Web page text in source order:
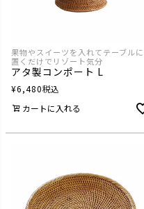
果物やスイーツを入れてテーブルに
置くだけでリゾート気分
アタ製コンポート L
¥6,480税込
カートに入れる